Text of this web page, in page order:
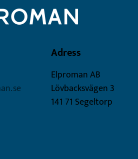
Adress
Elproman AB
Lövbacksvägen 3
141 71 Segeltorp